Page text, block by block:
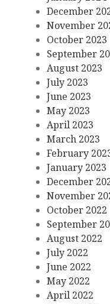
December
November
October 2023
September
August 2023
July 2023
June 2023
May 2023
April 2023
March 2023
February
January 2023
December
November
October 2022
September
August 2022
July 2022
June 2022
May 2022
April 2022